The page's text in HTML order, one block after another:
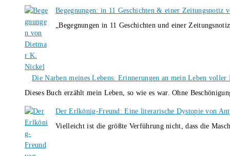
Begegnungen: in 11 Geschichten & einer Zeitungsnotiz
„Begegnungen in 11 Geschichten und einer
Die Narben meines Lebens: Erinnerungen an mein Leben
Dieses Buch erzählt mein Leben, so wie es war. Ohne
Der Erlkönig-Freund: Eine literarische Dystopie von
Vielleicht ist die größte Verführung nicht, dass die